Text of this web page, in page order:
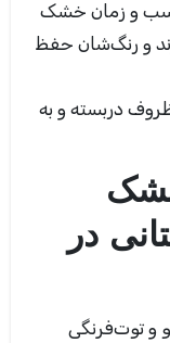
و زمان خشک
و رنگ‌شان حفظ
دربسته و به
در
و توت‌فرنگی